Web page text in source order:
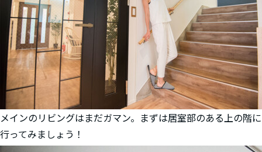
メインのリビングはまだガマン。まずは居室部のある上の階に
行ってみましょう！